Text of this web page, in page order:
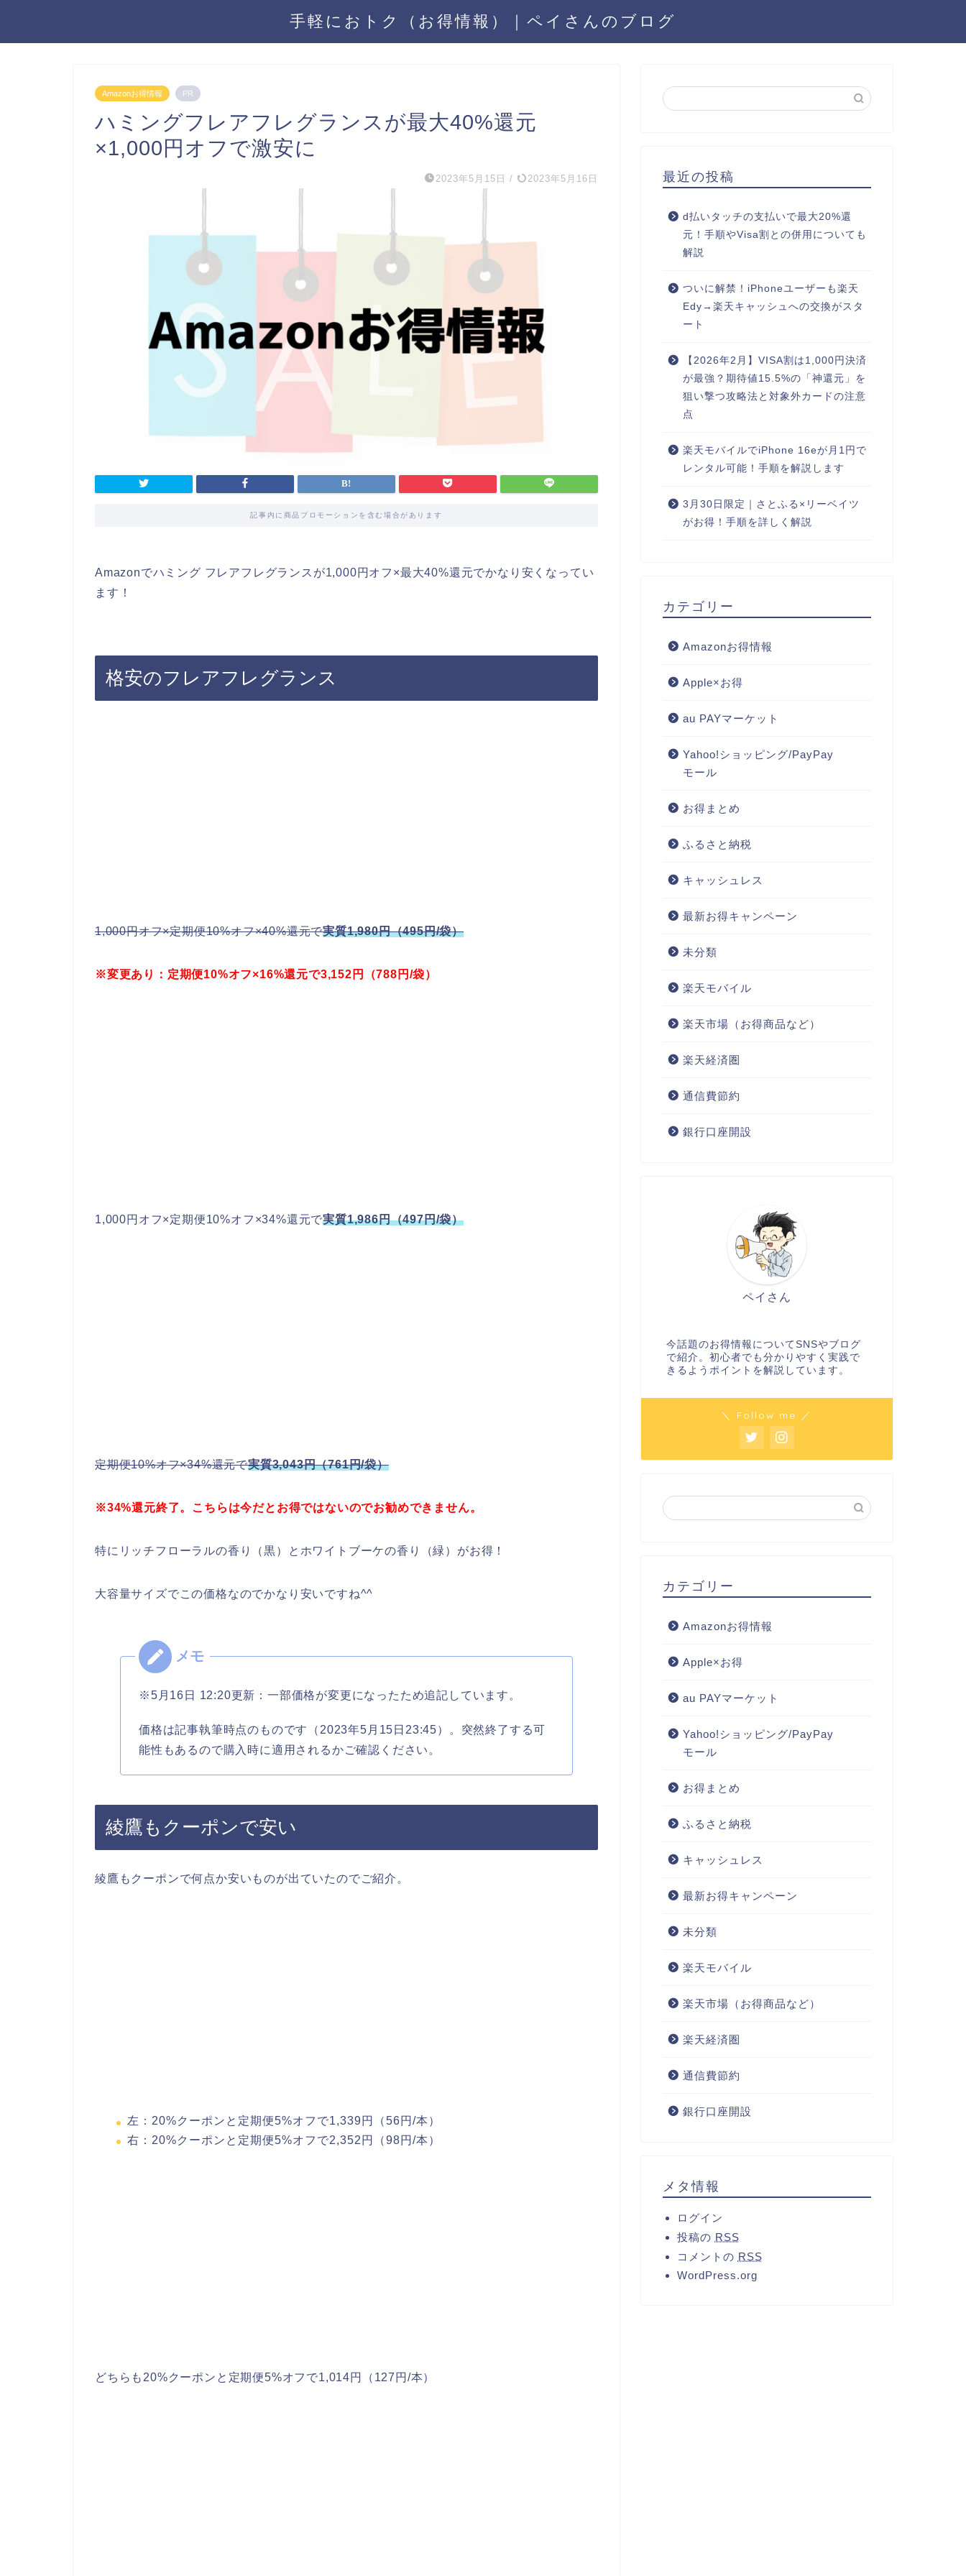
手軽におトク（お得情報）｜ペイさんのブログ
Amazonお得情報 PR
ハミングフレアフレグランスが最大40%還元
×1,000円オフで激安に
2023年5月15日 / 2023年5月16日
記事内に商品プロモーションを含む場合があります
Amazonでハミング フレアフレグランスが1,000円オフ×最大40%還元でかなり安くなってい
ます！
格安のフレアフレグランス
1,000円オフ×定期便10%オフ×40%還元で実質1,980円（495円/袋）
※変更あり：定期便10%オフ×16%還元で3,152円（788円/袋）
1,000円オフ×定期便10%オフ×34%還元で実質1,986円（497円/袋）
定期便10%オフ×34%還元で実質3,043円（761円/袋）
※34%還元終了。こちらは今だとお得ではないのでお勧めできません。
特にリッチフローラルの香り（黒）とホワイトブーケの香り（緑）がお得！
大容量サイズでこの価格なのでかなり安いですね^^
※5月16日 12:20更新：一部価格が変更になったため追記しています。
価格は記事執筆時点のものです（2023年5月15日23:45）。突然終了する可
能性もあるので購入時に適用されるかご確認ください。
綾鷹もクーポンで安い
綾鷹もクーポンで何点か安いものが出ていたのでご紹介。
左：20%クーポンと定期便5%オフで1,339円（56円/本）
右：20%クーポンと定期便5%オフで2,352円（98円/本）
どちらも20%クーポンと定期便5%オフで1,014円（127円/本）
最近の投稿
d払いタッチの支払いで最大20%還
元！手順やVisa割との併用についても
解説
ついに解禁！iPhoneユーザーも楽天
Edy→楽天キャッシュへの交換がスタ
ート
【2026年2月】VISA割は1,000円決済
が最強？期待値15.5%の「神還元」を
狙い撃つ攻略法と対象外カードの注意
点
楽天モバイルでiPhone 16eが月1円で
レンタル可能！手順を解説します
3月30日限定｜さとふる×リーベイツ
がお得！手順を詳しく解説
カテゴリー
Amazonお得情報
Apple×お得
au PAYマーケット
Yahoo!ショッピング/PayPay
モール
お得まとめ
ふるさと納税
キャッシュレス
最新お得キャンペーン
未分類
楽天モバイル
楽天市場（お得商品など）
楽天経済圏
通信費節約
銀行口座開設
ペイさん
今話題のお得情報についてSNSやブログ
で紹介。初心者でも分かりやすく実践で
きるようポイントを解説しています。
＼ Follow me ／
カテゴリー
Amazonお得情報
Apple×お得
au PAYマーケット
Yahoo!ショッピング/PayPay
モール
お得まとめ
ふるさと納税
キャッシュレス
最新お得キャンペーン
未分類
楽天モバイル
楽天市場（お得商品など）
楽天経済圏
通信費節約
銀行口座開設
メタ情報
ログイン
投稿の RSS
コメントの RSS
WordPress.org